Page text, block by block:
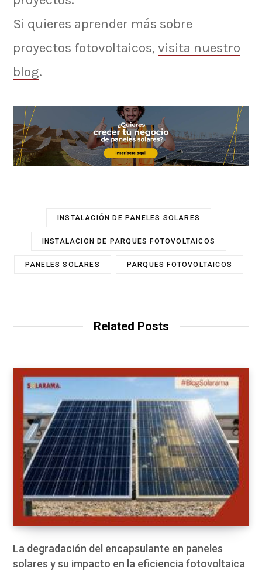
Si quieres aprender más sobre
proyectos fotovoltaicos, visita nuestro
blog.
INSTALACIÓN DE PANELES SOLARES
INSTALACION DE PARQUES FOTOVOLTAICOS
PANELES SOLARES PARQUES FOTOVOLTAICOS
Related Posts
La degradación del encapsulante en paneles
solares y su impacto en la eficiencia fotovoltaica